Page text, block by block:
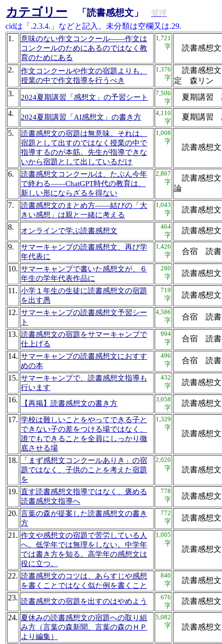
カテゴリー 「読書感想文」
管理
cidは「.2.3.4.」などと記入。未分類は空欄又は.29.
1.
意味のない作文コンクール――作文は
コンクールのためにあるのではなく教
育のためにある
1,721
字
読書感
2.
作文コンクールや作文の宿題よりも、
授業の中で作文指導を行うべき
1,376
字
読書感想
定 森リ
3.
2024夏期講習「感想文」の予習シート
7,506
字
夏期講
4.
2024夏期講習「AI感想文」の書き方
4,110
字
夏期講
5.
読書感想文の宿題は無意味。それは、
宿題として出すのではなく授業の中で
指導するのが本筋。先生が指導できな
いから宿題として出しているだけ
1,008
字
読書感
6.
読書感想文コンクールは、たぶん今年
で終わる――ChatGPT時代の教育は、
新しい形にならざるを得ない
2,867
字
読書感想
論
7.
読書感想文のまとめ方――結びの「大
きい感想」は親と一緒に考える
1,043
字
読書感
8. オンラインで学ぶ読書感想文
464
字
読書感
9.
サマーキャンプの読書感想文、再び学
年代表に
1,426
字
合宿 読
10. サマーキャンプで書いた感想文が、６
年生の学年代表作品に
280
字
読書感
11. 小学１年生の生徒に読書感想文の宿題
を出す愚
719
字
読書感
12. サマーキャンプの読書感想文予習シー
ト
4,586
字
合宿 読
13. 読書感想文の宿題をサマーキャンプで
仕上げる
994
字
合宿 読
14. サマーキャンプの読書感想文におすす
めの本
496
字
合宿 読
15. サマーキャンプで、読書感想文指導も
行います
432
字
読書感
16. 【再掲】読書感想文の書き方
3,058
字
読書感
17. 学校は難しいことをやってできる子と
できない子の差をつける場ではなく、
誰でもできることを全員にしっかり徹
底させる場
1,329
字
読書感
18.
「まず感想文コンクールありき」の宿
題ではなく、子供のことを考えた宿題
を
2,020
字
読書感
19. 直す読書感想文指導ではなく、褒める
読書感想文指導へ
778
字
読書感
20. 言葉の森が提案した読書感想文の書き
方
772
字
読書感
21. 作文や感想文の宿題で苦労している人
へ。低学年では無理をしない。中学年
では書き方を知る。高学年の感想文は
役に立つ。
1,005
字
読書感
22. 読書感想文のコツは、あらすじや感想
を書くことではなく似た例を書くこと
840
字
読書感
23. 読書感想文の宿題を出すのはやめよう
676
字
読書感
24. 夏休みの読書感想文の宿題への取り組
み方（言葉の森新聞、言葉の森のＨＰ
より編集）
5,082
字
読書感